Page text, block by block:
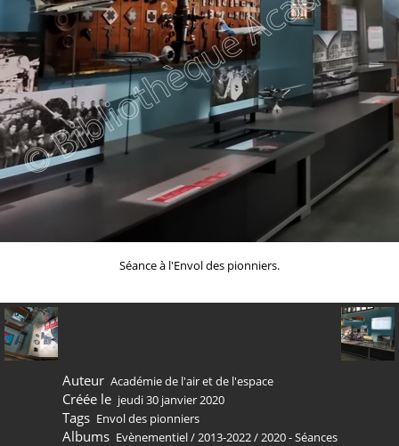
Séance à l'Envol des pionniers.
Auteur Académie de l'air et de l'espace
Créée le jeudi 30 janvier 2020
Tags Envol des pionniers
Albums Evènementiel/2013-2022/2020 - Séances